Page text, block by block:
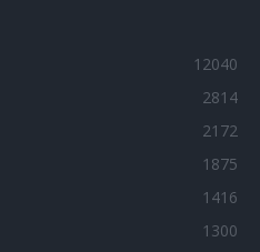
12040
2814
2172
1875
1416
1300